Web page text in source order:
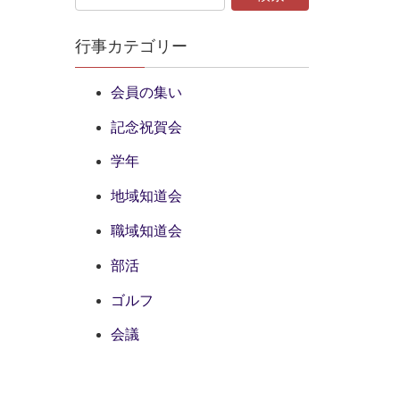
行事カテゴリー
会員の集い
記念祝賀会
学年
地域知道会
職域知道会
部活
ゴルフ
会議